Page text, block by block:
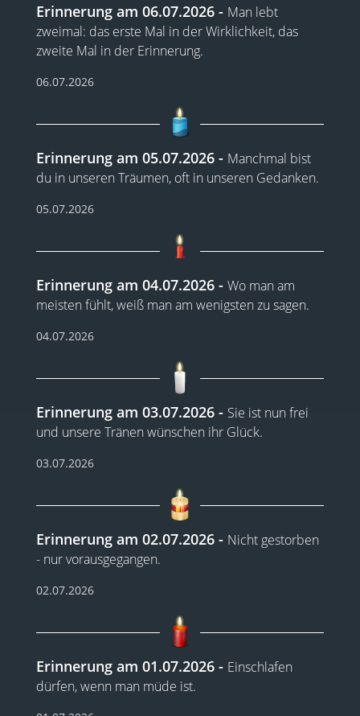
Erinnerung am 06.07.2026
Man lebt
zweimal: das erste Mal in der Wirklichkeit, das
zweite Mal in der Erinnerung.
06.07.2026
Erinnerung am 05.07.2026
Manchmal bist
du in unseren Träumen, oft in unseren Gedanken.
05.07.2026
Erinnerung am 04.07.2026
Wo man am
meisten fühlt, weiß man am wenigsten zu sagen.
04.07.2026
Erinnerung am 03.07.2026
Sie ist nun frei
und unsere Tränen wünschen ihr Glück.
03.07.2026
Erinnerung am 02.07.2026
Nicht gestorben
- nur vorausgegangen.
02.07.2026
Erinnerung am 01.07.2026
Einschlafen
dürfen, wenn man müde ist.